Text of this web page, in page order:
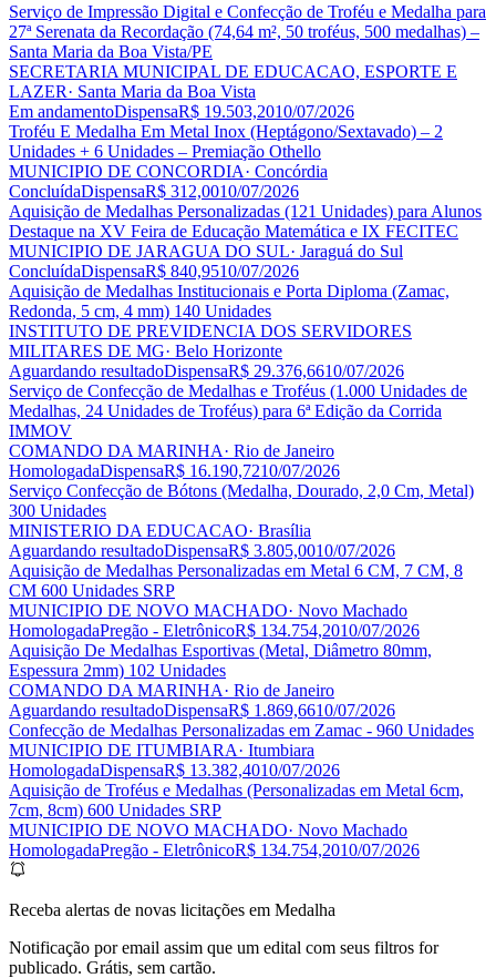
Serviço de Impressão Digital e Confecção de Troféu e Medalha para
27ª Serenata da Recordação (74,64 m², 50 troféus, 500 medalhas) –
Santa Maria da Boa Vista/PE
SECRETARIA MUNICIPAL DE EDUCACAO, ESPORTE E
LAZER· Santa Maria da Boa Vista
Em andamentoDispensaR$ 19.503,2010/07/2026
Troféu E Medalha Em Metal Inox (Heptágono/Sextavado) – 2
Unidades + 6 Unidades – Premiação Othello
MUNICIPIO DE CONCORDIA· Concórdia
ConcluídaDispensaR$ 312,0010/07/2026
Aquisição de Medalhas Personalizadas (121 Unidades) para Alunos
Destaque na XV Feira de Educação Matemática e IX FECITEC
MUNICIPIO DE JARAGUA DO SUL· Jaraguá do Sul
ConcluídaDispensaR$ 840,9510/07/2026
Aquisição de Medalhas Institucionais e Porta Diploma (Zamac,
Redonda, 5 cm, 4 mm) 140 Unidades
INSTITUTO DE PREVIDENCIA DOS SERVIDORES
MILITARES DE MG· Belo Horizonte
Aguardando resultadoDispensaR$ 29.376,6610/07/2026
Serviço de Confecção de Medalhas e Troféus (1.000 Unidades de
Medalhas, 24 Unidades de Troféus) para 6ª Edição da Corrida
IMMOV
COMANDO DA MARINHA· Rio de Janeiro
HomologadaDispensaR$ 16.190,7210/07/2026
Serviço Confecção de Bótons (Medalha, Dourado, 2,0 Cm, Metal)
300 Unidades
MINISTERIO DA EDUCACAO· Brasília
Aguardando resultadoDispensaR$ 3.805,0010/07/2026
Aquisição de Medalhas Personalizadas em Metal 6 CM, 7 CM, 8
CM 600 Unidades SRP
MUNICIPIO DE NOVO MACHADO· Novo Machado
HomologadaPregão - EletrônicoR$ 134.754,2010/07/2026
Aquisição De Medalhas Esportivas (Metal, Diâmetro 80mm,
Espessura 2mm) 102 Unidades
COMANDO DA MARINHA· Rio de Janeiro
Aguardando resultadoDispensaR$ 1.869,6610/07/2026
Confecção de Medalhas Personalizadas em Zamac - 960 Unidades
MUNICIPIO DE ITUMBIARA· Itumbiara
HomologadaDispensaR$ 13.382,4010/07/2026
Aquisição de Troféus e Medalhas (Personalizadas em Metal 6cm,
7cm, 8cm) 600 Unidades SRP
MUNICIPIO DE NOVO MACHADO· Novo Machado
HomologadaPregão - EletrônicoR$ 134.754,2010/07/2026
Receba alertas de novas licitações em Medalha
Notificação por email assim que um edital com seus filtros for
publicado. Grátis, sem cartão.